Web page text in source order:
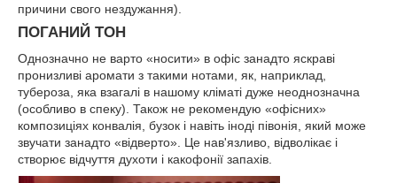
причини свого нездужання).
ПОГАНИЙ ТОН
Однозначно не варто «носити» в офіс занадто яскраві
пронизливі аромати з такими нотами, як, наприклад,
тубероза, яка взагалі в нашому кліматі дуже неоднозначна
(особливо в спеку). Також не рекомендую «офісних»
композиціях конвалія, бузок і навіть іноді півонія, який може
звучати занадто «відверто». Це нав'язливо, відволікає і
створює відчуття духоти і какофонії запахів.